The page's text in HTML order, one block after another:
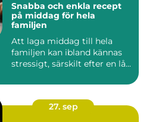
Snabba och enkla recept
på middag för hela
familjen
Att laga middag till hela
familjen kan ibland kännas
stressigt, särskilt efter en lå...
27. sep